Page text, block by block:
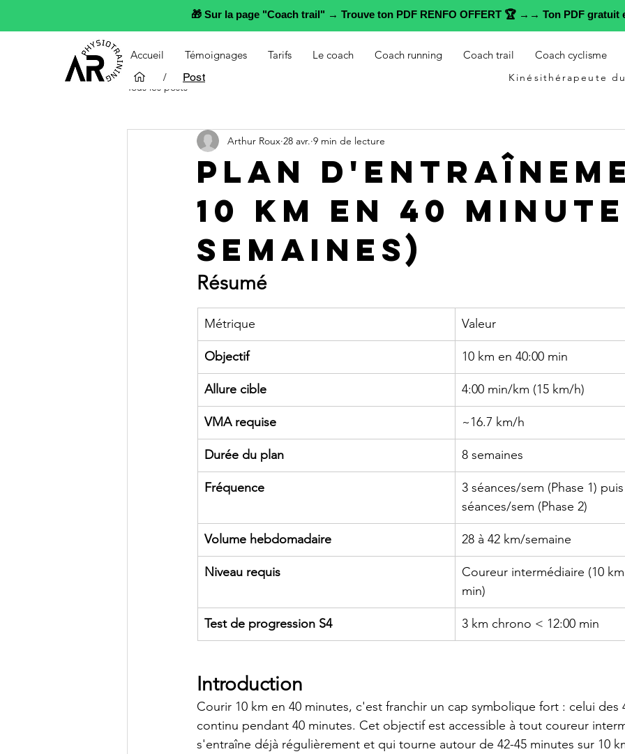
🎁 Sur la page "Coach trail" → Trouve ton PDF RENFO OFFERT 🏆 →→ Ton PDF gratuit
Accueil Témoignages Tarifs Le coach Coach running Coach trail Coach cyclisme
/
Post Kinésithérapeute
Tous les posts
Plan
10 km en 40
semaines)
Arthur Roux 28 avr. 9 min de lecture
Résumé
Métrique Valeur
Objectif 10 km en 40:00 min
Allure cible 4:00 min/km (15 km/h)
VMA requise ~16.7 km/h
Durée du plan 8 semaines
Fréquence
3 séances/sem (Phase 1)
séances/sem (Phase 2)
Volume hebdomadaire 28 à 42 km/semaine
Niveau requis
Coureur intermédiaire (10
min)
Test de progression S4 3 km chrono < 12:00 min
Introduction
Courir 10 km en 40 minutes, c'est franchir un cap symbolique fort : celui des
continu pendant 40 minutes. Cet objectif est accessible à tout coureur
s'entraîne déjà régulièrement et qui tourne autour de 42-45 minutes sur 10